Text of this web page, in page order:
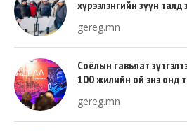
хүрээлэнгийн зүүн талд
gereg.mn
Соёлын гавьяат
100 жилийн ой энэ онд
gereg.mn